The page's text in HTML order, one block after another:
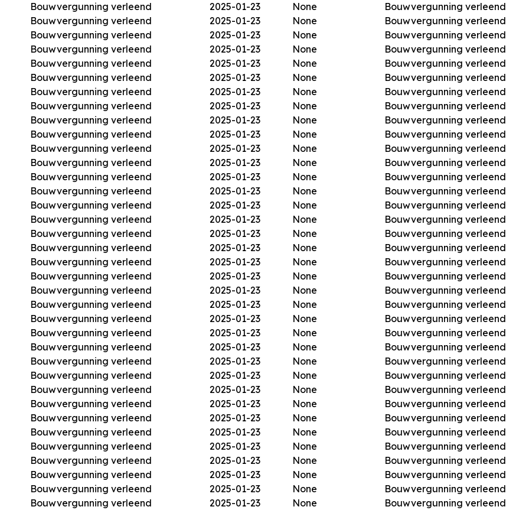
Bouwvergunning verleend
2025-01-23 None
Bouwvergunning verleend
Bouwvergunning verleend
2025-01-23 None
Bouwvergunning verleend
Bouwvergunning verleend
2025-01-23 None
Bouwvergunning verleend
Bouwvergunning verleend
2025-01-23 None
Bouwvergunning verleend
Bouwvergunning verleend
2025-01-23 None
Bouwvergunning verleend
Bouwvergunning verleend
2025-01-23 None
Bouwvergunning verleend
Bouwvergunning verleend
2025-01-23 None
Bouwvergunning verleend
Bouwvergunning verleend
2025-01-23 None
Bouwvergunning verleend
Bouwvergunning verleend
2025-01-23 None
Bouwvergunning verleend
Bouwvergunning verleend
2025-01-23 None
Bouwvergunning verleend
Bouwvergunning verleend
2025-01-23 None
Bouwvergunning verleend
Bouwvergunning verleend
2025-01-23 None
Bouwvergunning verleend
Bouwvergunning verleend
2025-01-23 None
Bouwvergunning verleend
Bouwvergunning verleend
2025-01-23 None
Bouwvergunning verleend
Bouwvergunning verleend
2025-01-23 None
Bouwvergunning verleend
Bouwvergunning verleend
2025-01-23 None
Bouwvergunning verleend
Bouwvergunning verleend
2025-01-23 None
Bouwvergunning verleend
Bouwvergunning verleend
2025-01-23 None
Bouwvergunning verleend
Bouwvergunning verleend
2025-01-23 None
Bouwvergunning verleend
Bouwvergunning verleend
2025-01-23 None
Bouwvergunning verleend
Bouwvergunning verleend
2025-01-23 None
Bouwvergunning verleend
Bouwvergunning verleend
2025-01-23 None
Bouwvergunning verleend
Bouwvergunning verleend
2025-01-23 None
Bouwvergunning verleend
Bouwvergunning verleend
2025-01-23 None
Bouwvergunning verleend
Bouwvergunning verleend
2025-01-23 None
Bouwvergunning verleend
Bouwvergunning verleend
2025-01-23 None
Bouwvergunning verleend
Bouwvergunning verleend
2025-01-23 None
Bouwvergunning verleend
Bouwvergunning verleend
2025-01-23 None
Bouwvergunning verleend
Bouwvergunning verleend
2025-01-23 None
Bouwvergunning verleend
Bouwvergunning verleend
2025-01-23 None
Bouwvergunning verleend
Bouwvergunning verleend
2025-01-23 None
Bouwvergunning verleend
Bouwvergunning verleend
2025-01-23 None
Bouwvergunning verleend
Bouwvergunning verleend
2025-01-23 None
Bouwvergunning verleend
Bouwvergunning verleend
2025-01-23 None
Bouwvergunning verleend
Bouwvergunning verleend
2025-01-23 None
Bouwvergunning verleend
Bouwvergunning verleend
2025-01-23 None
Bouwvergunning verleend